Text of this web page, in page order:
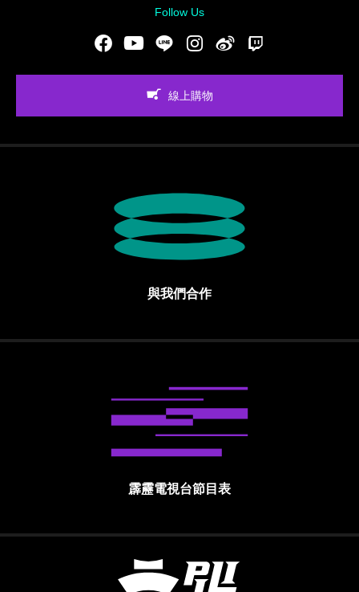
Follow Us
FacebookYoutubeLINE Instgram新浪微博
線上購物
與我們合作
霹靂電視台節目表
霹靂國際多媒體股份有限公司 PILI